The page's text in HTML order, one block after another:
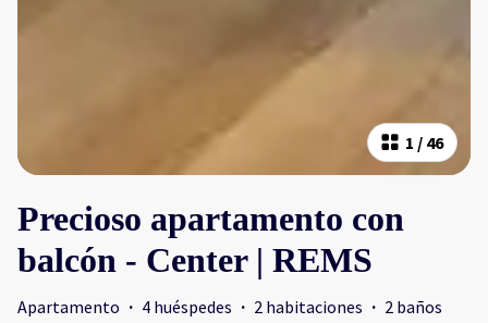
1 / 46
Precioso apartamento con
balcón - Center | REMS
Apartamento · 4 huéspedes · 2 habitaciones · 2 baños